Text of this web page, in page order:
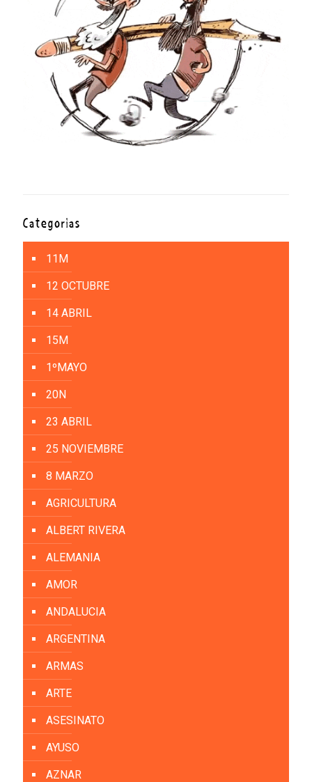
Categorías
11M
12 OCTUBRE
14 ABRIL
15M
1ºMAYO
20N
23 ABRIL
25 NOVIEMBRE
8 MARZO
AGRICULTURA
ALBERT RIVERA
ALEMANIA
AMOR
ANDALUCIA
ARGENTINA
ARMAS
ARTE
ASESINATO
AYUSO
AZNAR